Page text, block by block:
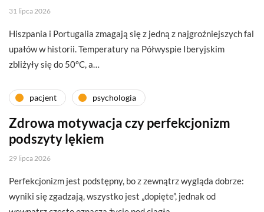
31 lipca 2026
Hiszpania i Portugalia zmagają się z jedną z najgroźniejszych fal
upałów w historii. Temperatury na Półwyspie Iberyjskim
zbliżyły się do 50°C, a…
pacjent psychologia
Zdrowa motywacja czy perfekcjonizm
podszyty lękiem
29 lipca 2026
Perfekcjonizm jest podstępny, bo z zewnątrz wygląda dobrze:
wyniki się zgadzają, wszystko jest „dopięte”, jednak od